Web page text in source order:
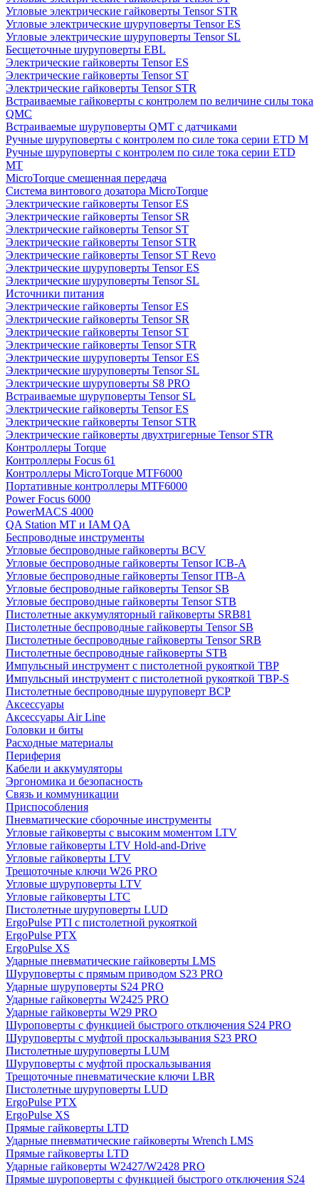
Угловые электрические гайковерты Tensor STR
Угловые электрические шуруповерты Tensor ES
Угловые электрические шуруповерты Tensor SL
Бесщеточные шуруповерты EBL
Электрические гайковерты Tensor ES
Электрические гайковерты Tensor ST
Электрические гайковерты Tensor STR
Встраиваемые гайковерты с контролем по величине силы тока
QMC
Встраиваемые шуруповерты QMT с датчиками
Ручные шуруповерты с контролем по силе тока серии ETD M
Ручные шуруповерты с контролем по силе тока серии ETD
MT
MicroTorque смещенная передача
Система винтового дозатора MicroTorque
Электрические гайковерты Tensor ES
Электрические гайковерты Tensor SR
Электрические гайковерты Tensor ST
Электрические гайковерты Tensor STR
Электрические гайковерты Tensor ST Revo
Электрические шуруповерты Tensor ES
Электрические шуруповерты Tensor SL
Источники питания
Электрические гайковерты Tensor ES
Электрические гайковерты Tensor SR
Электрические гайковерты Tensor ST
Электрические гайковерты Tensor STR
Электрические шуруповерты Tensor ES
Электрические шуруповерты Tensor SL
Электрические шуруповерты S8 PRO
Встраиваемые шуруповерты Tensor SL
Электрические гайковерты Tensor ES
Электрические гайковерты Tensor STR
Электрические гайковерты двухтригерные Tensor STR
Контроллеры Torque
Контроллеры Focus 61
Контроллеры MicroTorque MTF6000
Портативные контроллеры MTF6000
Power Focus 6000
PowerMACS 4000
QA Station MT и IAM QA
Беспроводные инструменты
Угловые беспроводные гайковерты BCV
Угловые беспроводные гайковерты Tensor ICB-A
Угловые беспроводные гайковерты Tensor ITB-A
Угловые беспроводные гайковерты Tensor SB
Угловые беспроводные гайковерты Tensor STB
Пистолетные аккумуляторный гайковерты SRB81
Пистолетные беспроводные гайковерты Tensor SB
Пистолетные беспроводные гайковерты Tensor SRB
Пистолетные беспроводные гайковерты STB
Импульсный инструмент с пистолетной рукояткой TBP
Импульсный инструмент с пистолетной рукояткой TBP-S
Пистолетные беспроводные шуруповерт BCP
Аксессуары
Аксессуары Air Line
Головки и биты
Расходные материалы
Периферия
Кабели и аккумуляторы
Эргономика и безопасность
Связь и коммуникации
Приспособления
Пневматические сборочные инструменты
Угловые гайковерты с высоким моментом LTV
Угловые гайковерты LTV Hold-and-Drive
Угловые гайковерты LTV
Трещоточные ключи W26 PRO
Угловые шуруповерты LTV
Угловые гайковерты LTC
Пистолетные шуруповерты LUD
ErgoPulse PTI с пистолетной рукояткой
ErgoPulse PTX
ErgoPulse XS
Ударные пневматические гайковерты LMS
Шуруповерты с прямым приводом S23 PRO
Ударные шуруповерты S24 PRO
Ударные гайковерты W2425 PRO
Ударные гайковерты W29 PRO
Шуроповерты с функцией быстрого отключения S24 PRO
Шуруповерты с муфтой проскальзывания S23 PRO
Пистолетные шуруповерты LUM
Шуруповерты с муфтой проскальзывания
Трещоточные пневматические ключи LBR
Пистолетные шуруповерты LUD
ErgoPulse PTX
ErgoPulse XS
Прямые гайковерты LTD
Ударные пневматические гайковерты Wrench LMS
Прямые гайковерты LTD
Ударные гайковерты W2427/W2428 PRO
Прямые шуроповерты с функцией быстрого отключения S24